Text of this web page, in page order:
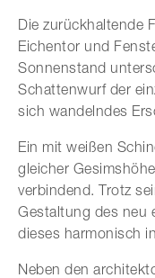
Die zurückhaltende
Eichentor und
Sonnenstand
Schattenwurf der
sich wandelndes
Ein mit weißen
gleicher
verbindend. Trotz
Gestaltung des neu
dieses harmonisch
Neben den